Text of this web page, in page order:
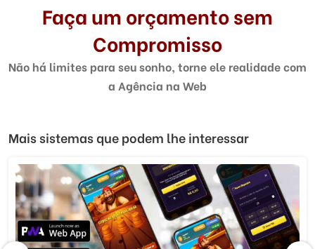
Faça um orçamento sem
Compromisso
Não há limites para seu sonho, torne ele realidade com
a Agência na Web
Mais sistemas que podem lhe interessar